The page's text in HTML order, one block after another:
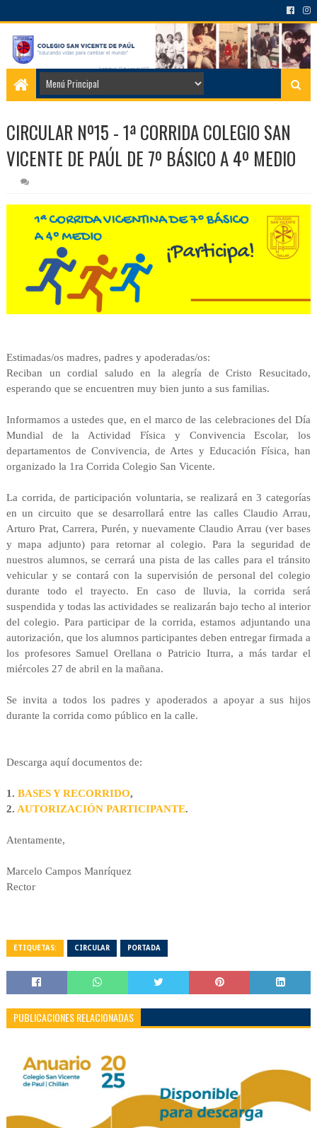
CIRCULAR Nº15 - 1ª CORRIDA COLEGIO SAN
VICENTE DE PAÚL DE 7º BÁSICO A 4º MEDIO
Estimadas/os madres, padres y apoderadas/os:
Reciban un cordial saludo en la alegría de Cristo Resucitado,
esperando que se encuentren muy bien junto a sus familias.
Informamos a ustedes que, en el marco de las celebraciones del Día
Mundial de la Actividad Física y Convivencia Escolar, los
departamentos de Convivencia, de Artes y Educación Física, han
organizado la 1ra Corrida Colegio San Vicente.
La corrida, de participación voluntaria, se realizará en 3 categorías
en un circuito que se desarrollará entre las calles Claudio Arrau,
Arturo Prat, Carrera, Purén, y nuevamente Claudio Arrau (ver bases
y mapa adjunto) para retornar al colegio. Para la seguridad de
nuestros alumnos, se cerrará una pista de las calles para el tránsito
vehicular y se contará con la supervisión de personal del colegio
durante todo el trayecto. En caso de lluvia, la corrida será
suspendida y todas las actividades se realizarán bajo techo al interior
del colegio. Para participar de la corrida, estamos adjuntando una
autorización, que los alumnos participantes deben entregar firmada a
los profesores Samuel Orellana o Patricio Iturra, a más tardar el
miércoles 27 de abril en la mañana.
Se invita a todos los padres y apoderados a apoyar a sus hijos
durante la corrida como público en la calle.
Descarga aquí documentos de:
1. BASES Y RECORRIDO,
2. AUTORIZACIÓN PARTICIPANTE.
Atentamente,
Marcelo Campos Manríquez
Rector
ETIQUETAS: CIRCULAR PORTADA
PUBLICACIONES RELACIONADAS